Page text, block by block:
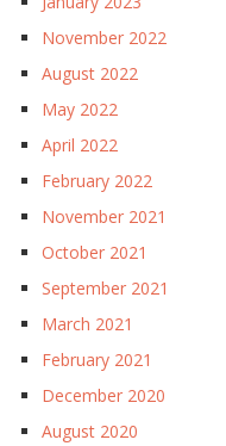
November 2022
August 2022
May 2022
April 2022
February 2022
November 2021
October 2021
September 2021
March 2021
February 2021
December 2020
August 2020